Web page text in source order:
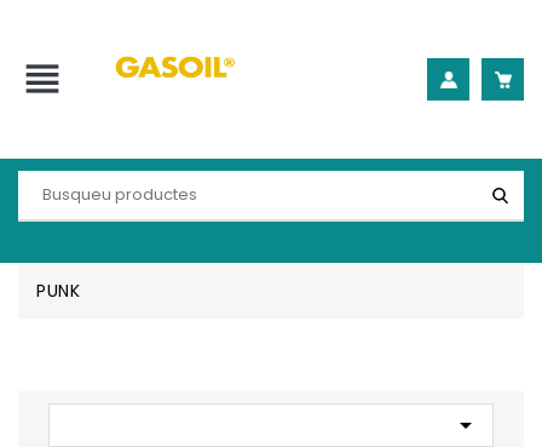
view_headline
PUNK
